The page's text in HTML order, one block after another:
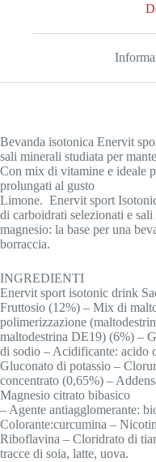
Bevanda isotonica Enervit
sali minerali studiata per
Con mix di vitamine e ideale
prolungati al gusto
Limone. Enervit sport
di carboidrati selezionati e
magnesio: la base per una
borraccia.
INGREDIENTI
Enervit sport isotonic drink
Fruttosio (12%) – Mix di
polimerizzazione
maltodestrina DE19) (6%) –
di sodio – Acidificante: acido
Gluconato di potassio –
concentrato (0,65%) –
Magnesio citrato bibasico
– Agente antiagglomerante:
Colorante:curcumina –
Riboflavina – Cloridrato di
tracce di soia, latte, uova.